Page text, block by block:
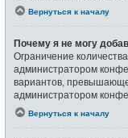
Вернуться к началу
Почему я не могу
Ограничение
администратором
вариантов,
администратором
Вернуться к началу